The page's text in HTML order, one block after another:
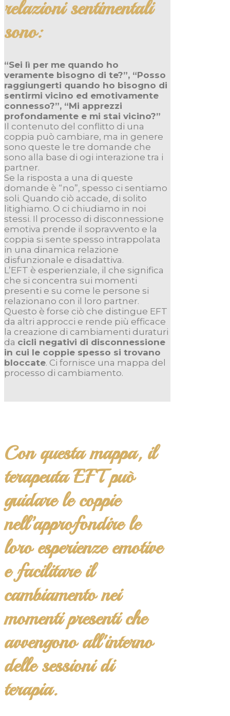
relazioni sentimentali
sono:
“Sei lì per me quando ho
veramente bisogno di te?”, “Posso
raggiungerti quando ho bisogno di
sentirmi vicino ed emotivamente
connesso?”, “Mi apprezzi
profondamente e mi stai vicino?”
Il contenuto del conflitto di una
coppia può cambiare, ma in genere
sono queste le tre domande che
sono alla base di ogi interazione tra i
partner.
Se la risposta a una di queste
domande è “no”, spesso ci sentiamo
soli. Quando ciò accade, di solito
litighiamo. O ci chiudiamo in noi
stessi. Il processo di disconnessione
emotiva prende il sopravvento e la
coppia si sente spesso intrappolata
in una dinamica relazione
disfunzionale e disadattiva.
L’EFT è esperienziale, il che significa
che si concentra sui momenti
presenti e su come le persone si
relazionano con il loro partner.
Questo è forse ciò che distingue EFT
da altri approcci e rende più efficace
la creazione di cambiamenti duraturi
da cicli negativi di disconnessione
in cui le coppie spesso si trovano
bloccate. Ci fornisce una mappa del
processo di cambiamento.
Con questa mappa, il
terapeuta EFT può
guidare le coppie
nell’approfondire le
loro esperienze emotive
e facilitare il
cambiamento nei
momenti presenti che
avvengono all'interno
delle sessioni di
terapia.